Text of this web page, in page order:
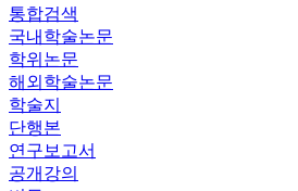
통합검색
국내학술논문
학위논문
해외학술논문
학술지
단행본
연구보고서
공개강의